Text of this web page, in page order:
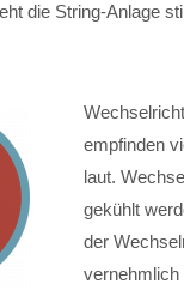
die String-Anlage
empfinden
laut.
gekühlt
der
vernehmlich